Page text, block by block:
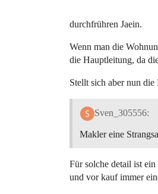
durchfrühren Jaein.
Wenn man die
die Hauptleitung, da
Stellt sich aber nun
Sven_305556:
Makler eine
Für solche detail ist
und vor kauf immer